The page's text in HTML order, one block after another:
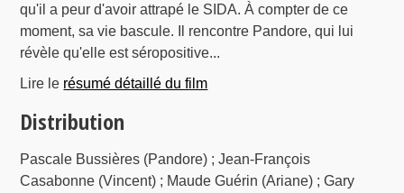
qu'il a peur d'avoir attrapé le SIDA. À compter de ce
moment, sa vie bascule. Il rencontre Pandore, qui lui
révèle qu'elle est séropositive...
Lire le résumé détaillé du film
Distribution
Pascale Bussières (Pandore) ; Jean-François
Casabonne (Vincent) ; Maude Guérin (Ariane) ; Gary